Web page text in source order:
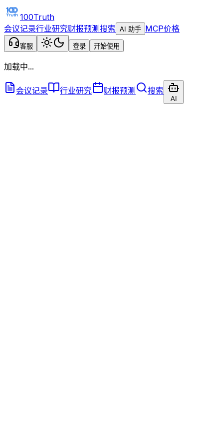
100Truth
会议记录行业研究财报预测搜索 AI 助手 MCP价格
客服 登录 开始使用
加载中...
会议记录 行业研究 财报预测 搜索
AI